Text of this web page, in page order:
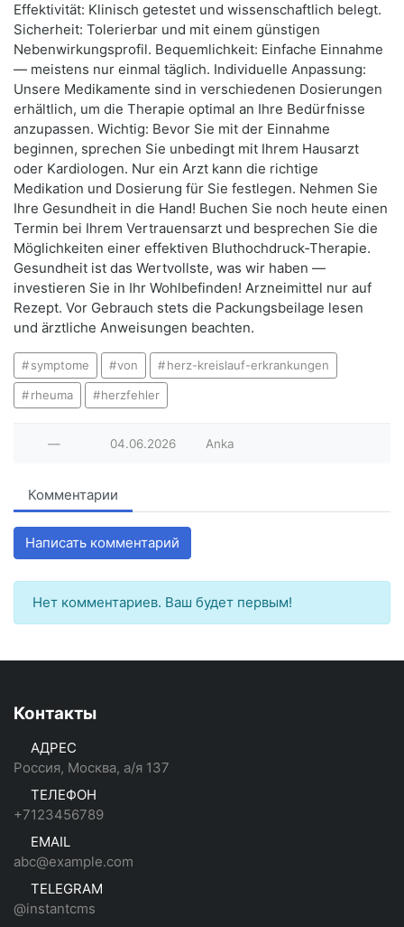
Effektivität: Klinisch getestet und wissenschaftlich belegt.
Sicherheit: Tolerierbar und mit einem günstigen
Nebenwirkungsprofil. Bequemlichkeit: Einfache Einnahme
— meistens nur einmal täglich. Individuelle Anpassung:
Unsere Medikamente sind in verschiedenen Dosierungen
erhältlich, um die Therapie optimal an Ihre Bedürfnisse
anzupassen. Wichtig: Bevor Sie mit der Einnahme
beginnen, sprechen Sie unbedingt mit Ihrem Hausarzt
oder Kardiologen. Nur ein Arzt kann die richtige
Medikation und Dosierung für Sie festlegen. Nehmen Sie
Ihre Gesundheit in die Hand! Buchen Sie noch heute einen
Termin bei Ihrem Vertrauensarzt und besprechen Sie die
Möglichkeiten einer effektiven Bluthochdruck‑Therapie.
Gesundheit ist das Wertvollste, was wir haben —
investieren Sie in Ihr Wohlbefinden! Arzneimittel nur auf
Rezept. Vor Gebrauch stets die Packungsbeilage lesen
und ärztliche Anweisungen beachten.
symptome von herz-kreislauf-erkrankungen
rheuma herzfehler
— 04.06.2026 Anka
Комментарии
Написать комментарий
Нет комментариев. Ваш будет первым!
Контакты
АДРЕС
Россия, Москва, а/я 137
ТЕЛЕФОН
+7123456789
EMAIL
abc@example.com
TELEGRAM
@instantcms